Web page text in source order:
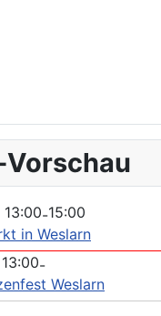
13:00-15:00
in Weslarn
13:00-
Weslarn